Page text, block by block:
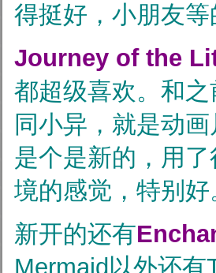
得挺好，小朋友
Journey of the
都超级喜欢。和
同小异，就是动
是个是新的，用
境的感觉，特别
新开的还有
Mermaid以外还